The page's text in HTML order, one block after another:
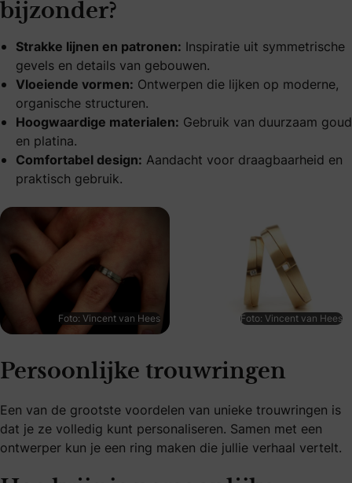
bijzonder?
Strakke lijnen en patronen: Inspiratie uit symmetrische
gevels en details van gebouwen.
Vloeiende vormen: Ontwerpen die lijken op moderne,
organische structuren.
Hoogwaardige materialen: Gebruik van duurzaam goud
en platina.
Comfortabel design: Aandacht voor draagbaarheid en
praktisch gebruik.
Foto: Vincent van Hees Foto: Vincent van Hees
Persoonlijke trouwringen
Een van de grootste voordelen van unieke trouwringen is
dat je ze volledig kunt personaliseren. Samen met een
ontwerper kun je een ring maken die jullie verhaal vertelt.